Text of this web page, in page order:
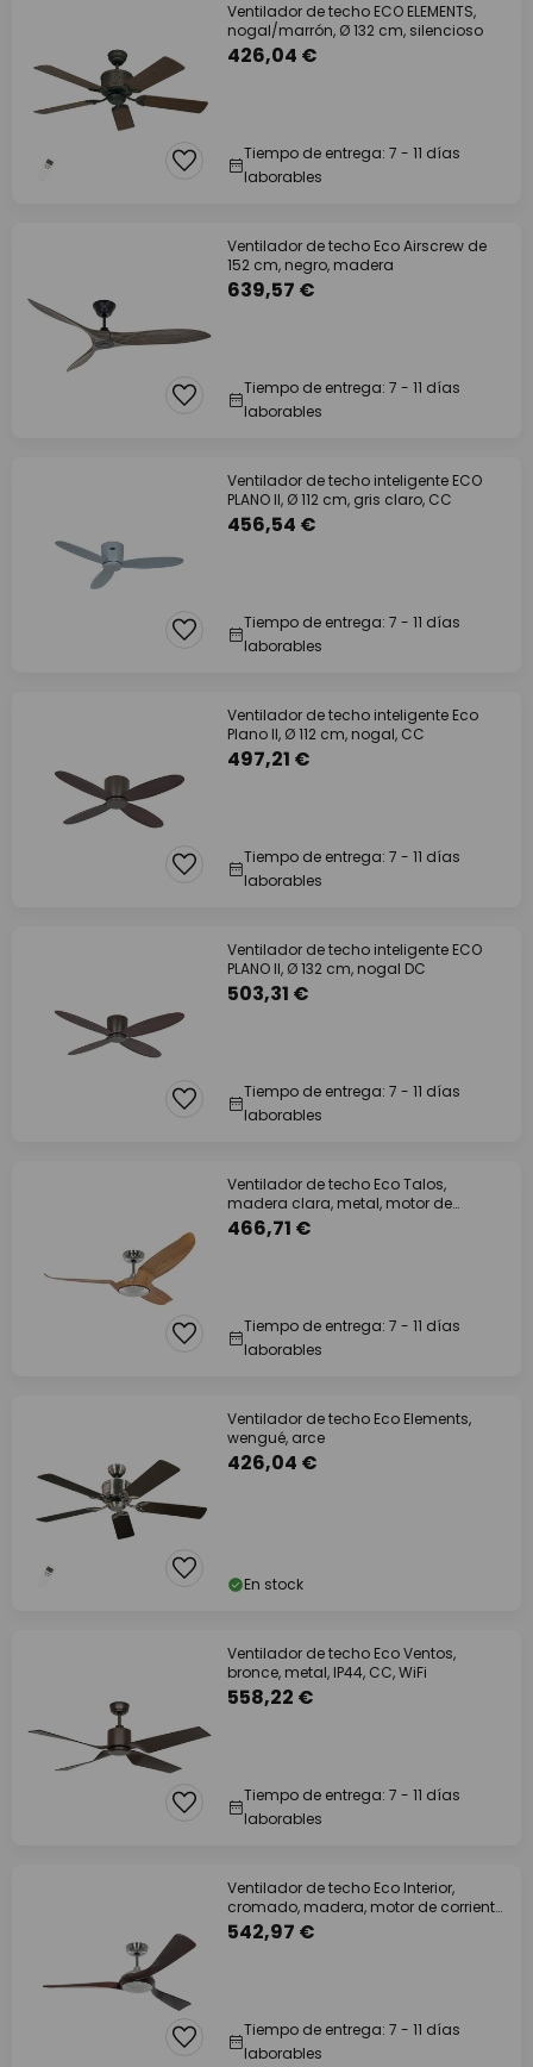
Ventilador de techo ECO ELEMENTS,
nogal/marrón, Ø 132 cm, silencioso
426,04 €
Tiempo de entrega: 7 - 11 días
laborables
Ventilador de techo Eco Airscrew de
152 cm, negro, madera
639,57 €
Tiempo de entrega: 7 - 11 días
laborables
Ventilador de techo inteligente ECO
PLANO II, Ø 112 cm, gris claro, CC
456,54 €
Tiempo de entrega: 7 - 11 días
laborables
Ventilador de techo inteligente Eco
Plano II, Ø 112 cm, nogal, CC
497,21 €
Tiempo de entrega: 7 - 11 días
laborables
Ventilador de techo inteligente ECO
PLANO II, Ø 132 cm, nogal DC
503,31 €
Tiempo de entrega: 7 - 11 días
laborables
Ventilador de techo Eco Talos,
madera clara, metal, motor de
corriente
466,71 €
Tiempo de entrega: 7 - 11 días
laborables
Ventilador de techo Eco Elements,
wengué, arce
426,04 €
En stock
Ventilador de techo Eco Ventos,
bronce, metal, IP44, CC, WiFi
558,22 €
Tiempo de entrega: 7 - 11 días
laborables
Ventilador de techo Eco Interior,
cromado, madera, motor de corriente
continua,
542,97 €
Tiempo de entrega: 7 - 11 días
laborables